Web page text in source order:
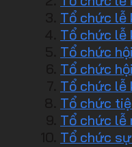
Tổ chức lễ
Tổ chức lễ
Tổ chức
Tổ chức
Tổ chức lễ
Tổ chức
Tổ chức lễ
Tổ chức